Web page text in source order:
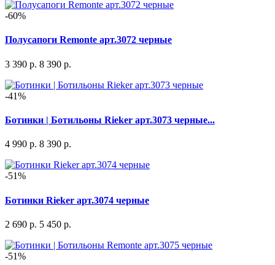
-60%
Полусапоги Remonte арт.3072 черные
3 390 р. 8 390 р.
-41%
Ботинки | Ботильоны Rieker арт.3073 черные...
4 990 р. 8 390 р.
-51%
Ботинки Rieker арт.3074 черные
2 690 р. 5 450 р.
-51%